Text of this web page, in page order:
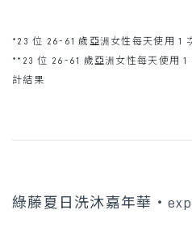
*23 位 26-61 歲亞洲女性每天使用 1
**23 位 26-61 歲亞洲女性每天使用 1
計結果
綠藤夏日洗沐嘉年華・